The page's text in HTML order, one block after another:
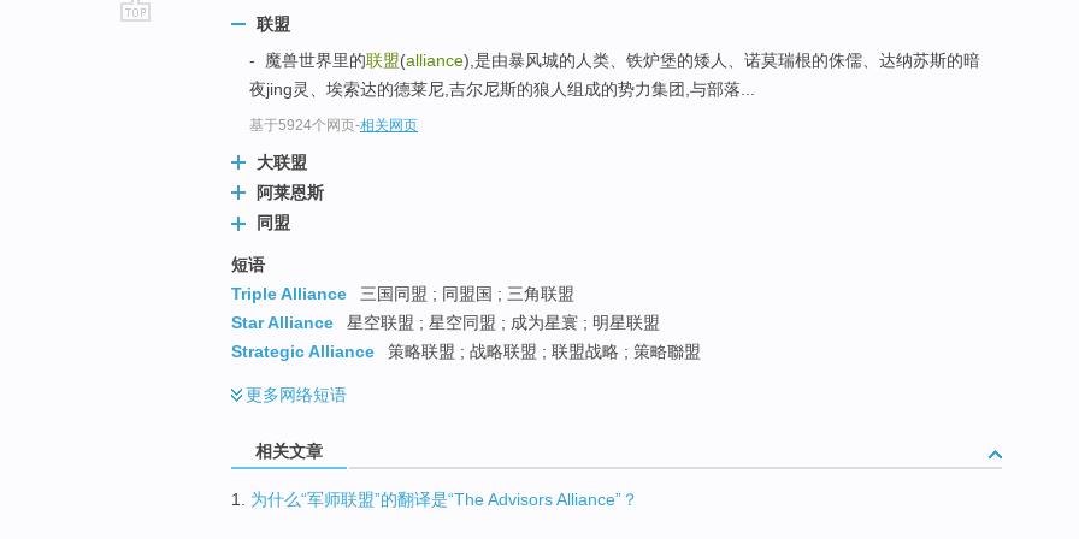
联盟
- 魔兽世界里的联盟(alliance),是由暴风城的人类、铁炉堡的矮人、诺莫瑞根的侏儒、达纳苏斯的暗
夜jing灵、埃索达的德莱尼,吉尔尼斯的狼人组成的势力集团,与部落...
基于5924个网页-相关网页
大联盟
阿莱恩斯
同盟
短语
Triple Alliance
三国同盟 ; 同盟国 ; 三角联盟
Star Alliance
星空联盟 ; 星空同盟 ; 成为星寰 ; 明星联盟
Strategic Alliance
策略联盟 ; 战略联盟 ; 联盟战略 ; 策略聯盟
更多网络短语
相关文章
1. 为什么“军师联盟”的翻译是“The Advisors Alliance”？